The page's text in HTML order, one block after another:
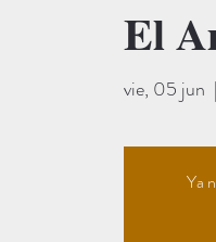
El
vie, 05 jun
  |
Ya